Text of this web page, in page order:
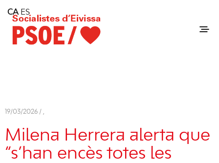
Consell Insular d'Eivissa
Services
Contact
19/03/2026 / ,
Milena Herrera alerta que
“s’han encès totes les
CA ES